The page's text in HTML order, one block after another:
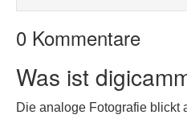
0 Kommentare
Was ist
Die analoge Fotografie blickt